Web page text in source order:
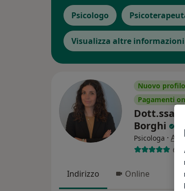
Psicologo
Visualizza altre informazioni
Nuovo
Pagamenti
Dott.ssa
Borghi
Psicologa ·
6
Indirizzo Online